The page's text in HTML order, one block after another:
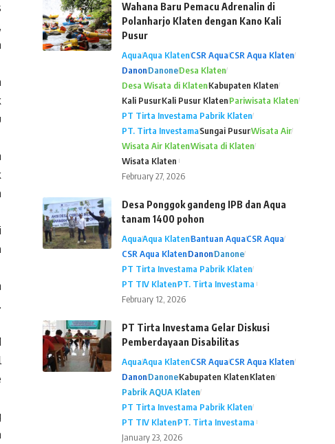
Wahana Baru Pemacu Adrenalin di
Polanharjo Klaten dengan Kano Kali
Pusur
AquaAqua KlatenCSR AquaCSR Aqua Klaten
DanonDanoneDesa Klaten
Desa Wisata di KlatenKabupaten Klaten
Kali PusurKali Pusur KlatenPariwisata Klaten
PT Tirta Investama Pabrik Klaten
PT. Tirta InvestamaSungai PusurWisata Air
Wisata Air KlatenWisata di Klaten
Wisata Klaten
February 27, 2026
Desa Ponggok gandeng IPB dan Aqua
tanam 1400 pohon
AquaAqua KlatenBantuan AquaCSR Aqua
CSR Aqua KlatenDanonDanone
PT Tirta Investama Pabrik Klaten
PT TIV KlatenPT. Tirta Investama
February 12, 2026
PT Tirta Investama Gelar Diskusi
Pemberdayaan Disabilitas
AquaAqua KlatenCSR AquaCSR Aqua Klaten
DanonDanoneKabupaten KlatenKlaten
Pabrik AQUA Klaten
PT Tirta Investama Pabrik Klaten
PT TIV KlatenPT. Tirta Investama
January 23, 2026